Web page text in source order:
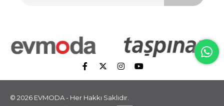
© 2026 EVMODA - Her Hakkı Saklıdır.